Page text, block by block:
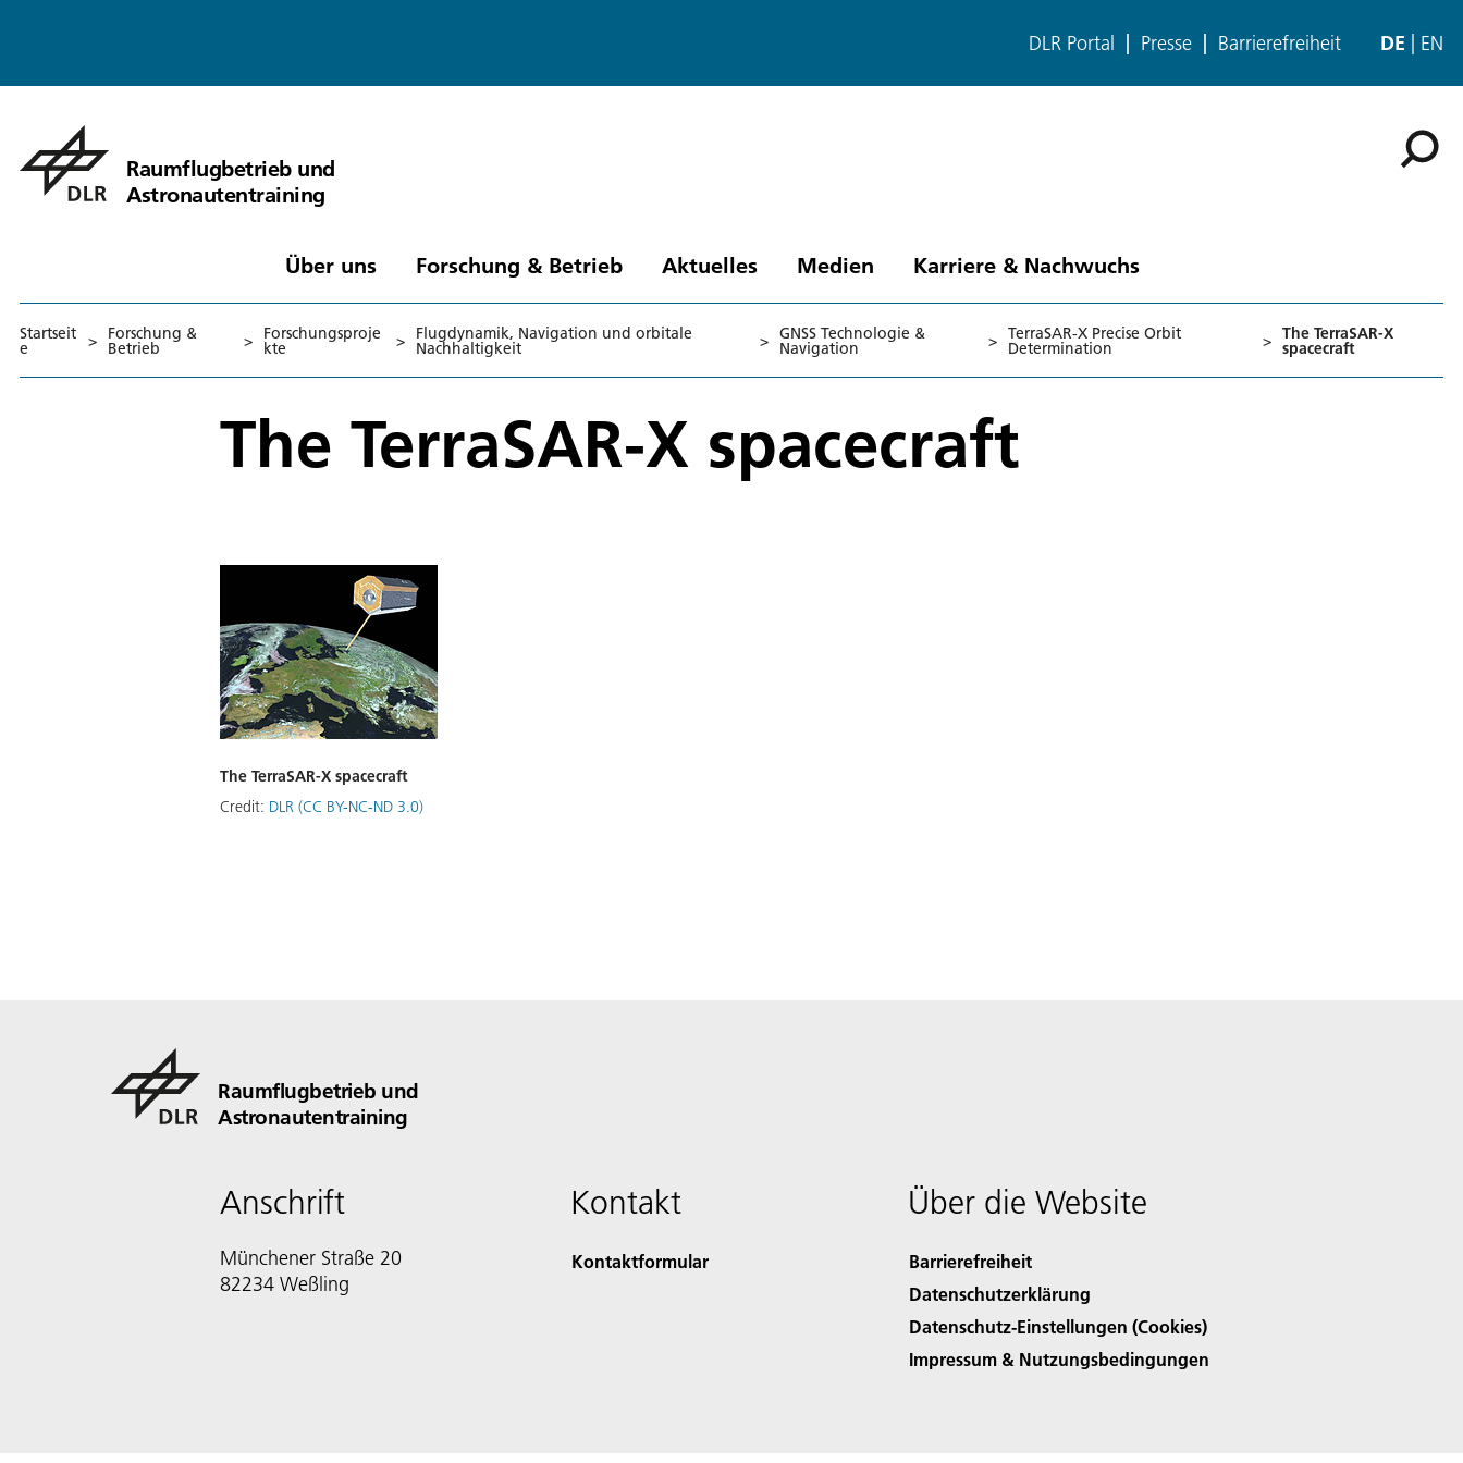
DLR Portal Presse Barrierefreiheit DE EN
Raumflugbetrieb und
Astronautentraining
Über uns Forschung & Betrieb Aktuelles Medien Karriere & Nachwuchs
Startseit
e > Forschung &
Betrieb > Forschungsproje
kte > Flugdynamik, Navigation und orbitale
Nachhaltigkeit > GNSS Technologie &
Navigation > TerraSAR-X Precise Orbit
Determination > The TerraSAR-X
spacecraft
The TerraSAR-X spacecraft
The TerraSAR-X spacecraft
Credit: DLR (CC BY-NC-ND 3.0)
Raumflugbetrieb und
Astronautentraining
Anschrift
Münchener Straße 20
82234 Weßling
Kontakt
Kontaktformular
Über die Website
Barrierefreiheit
Datenschutzerklärung
Datenschutz-Einstellungen (Cookies)
Impressum & Nutzungsbedingungen